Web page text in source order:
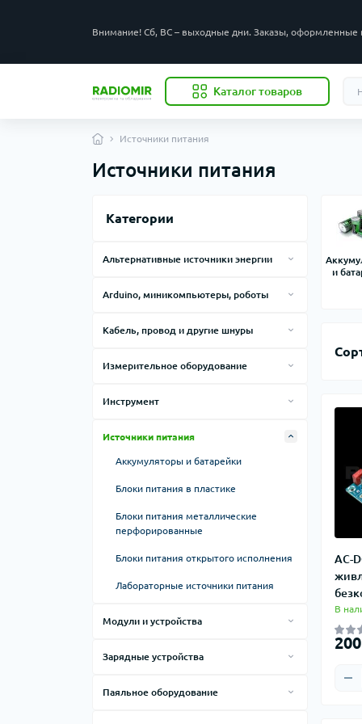
Внимание! Сб, ВС – выходные дни. Заказы, оформленные
Каталог товаров
Источники питания
Источники питания
Категории
Альтернативные источники энергии
Солнечные панели
Arduino, миникомпьютеры, роботы
Кабель, провод и другие шнуры
Измерительное оборудование
Анемометры
Газоанализаторы
Генераторы сигналов
Дозиметры
Измерители RLC и ESR
Измерители сопротивления
Измерители температуры и
Кабель-тестеры
Логические анализаторы
Инструмент
Пинцеты
Ручной инструмент
Источники питания
Аккумуляторы и батарейки
Блоки питания в пластике
Блоки питания металлические
перфорированные
Блоки питания открытого исполнения
Лабораторные источники питания
Модули и устройства
Преобразователи напряжения
Зарядные устройства
радиоуправляемых моделей, дронов
Паяльное оборудование
и
AC-
В